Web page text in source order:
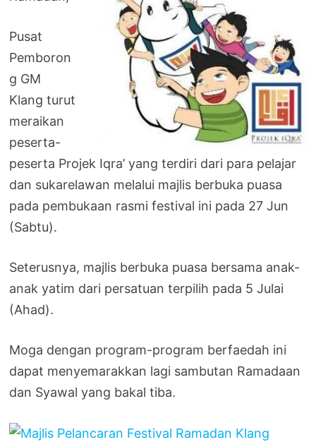
Pusat
Pemboron
g GM
Klang turut
meraikan
peserta-
peserta Projek Iqra’ yang terdiri dari para pelajar
dan sukarelawan melalui majlis berbuka puasa
pada pembukaan rasmi festival ini pada 27 Jun
(Sabtu).
Seterusnya, majlis berbuka puasa bersama anak-
anak yatim dari persatuan terpilih pada 5 Julai
(Ahad).
Moga dengan program-program berfaedah ini
dapat menyemarakkan lagi sambutan Ramadaan
dan Syawal yang bakal tiba.